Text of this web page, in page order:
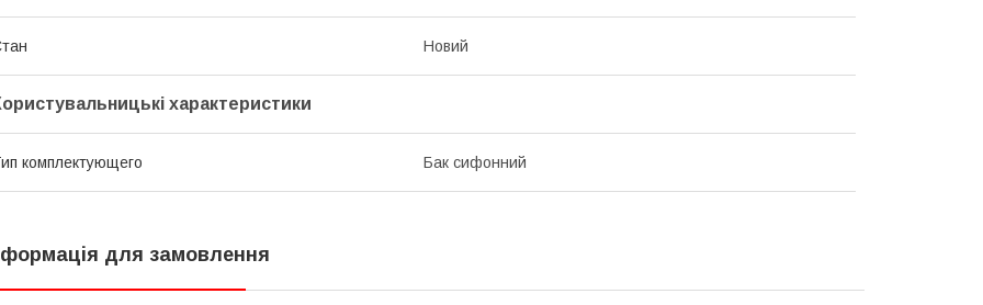
Новий
характеристики
комплектующего Бак сифонний
для замовлення